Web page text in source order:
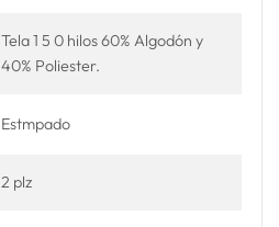
Tela 1 5 0 hilos 60% Algodón y
40% Poliester.
Estmpado
2 plz